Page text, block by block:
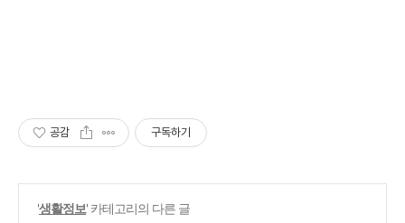
공감 구독하기
'생활정보' 카테고리의 다른 글